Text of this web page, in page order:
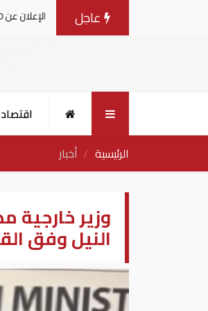
عاجل
مصر: الإعلان عن 3070 فرصة عمل بمجموعة طلعت مصطفى
اقتصاد
الرئيسية
أخبار
وزير
النيل وفق